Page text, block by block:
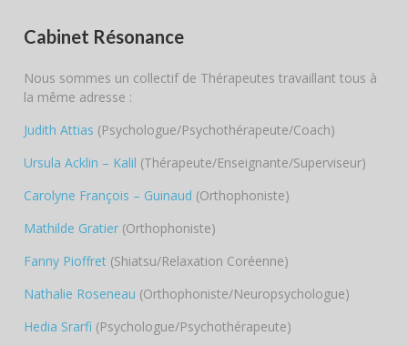
Cabinet Résonance
Nous sommes un collectif de Thérapeutes travaillant tous à
la même adresse :
Judith Attias (Psychologue/Psychothérapeute/Coach)
Ursula Acklin – Kalil (Thérapeute/Enseignante/Superviseur)
Carolyne François – Guinaud (Orthophoniste)
Mathilde Gratier (Orthophoniste)
Fanny Pioffret (Shiatsu/Relaxation Coréenne)
Nathalie Roseneau (Orthophoniste/Neuropsychologue)
Hedia Srarfi (Psychologue/Psychothérapeute)